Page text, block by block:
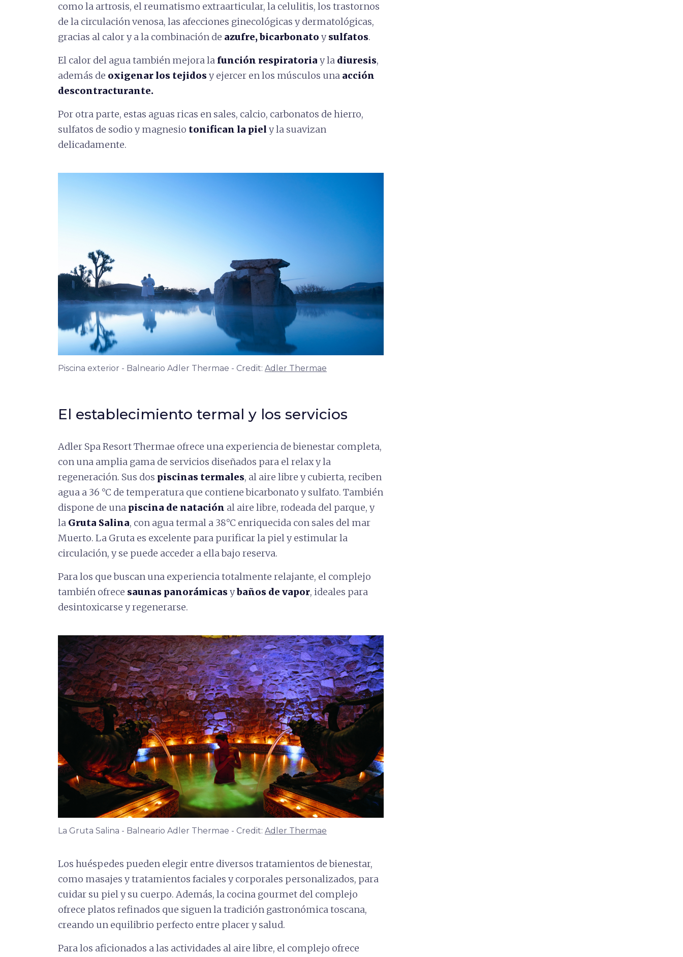
como la artrosis, el reumatismo extraarticular, la celulitis, los trastornos
de la circulación venosa, las afecciones ginecológicas y dermatológicas,
gracias al calor y a la combinación de azufre, bicarbonato ysulfatos.
El calor del agua también mejora la función respiratoria y la diuresis,
además de oxigenar los tejidosy ejercer en los músculos una acción
descontracturante.
Por otra parte, estas aguas ricas en sales, calcio, carbonatos de hierro,
sulfatos de sodio y magnesio tonifican la piel y la suavizan
delicadamente.
Piscina exterior - Balneario Adler Thermae - Credit: Adler Thermae
El establecimiento termal y los servicios
Adler Spa Resort Thermae ofrece una experiencia de bienestar completa,
con una amplia gama de servicios diseñados para el relax y la
regeneración. Sus dos piscinas termales, al aire libre y cubierta, reciben
agua a 36 °C de temperatura que contiene bicarbonato y sulfato. También
dispone de una piscina de natación al aire libre, rodeada del parque, y
la Gruta Salina, con agua termal a 38°C enriquecida con sales del mar
Muerto. La Gruta es excelente para purificar la piel y estimular la
circulación, y se puede acceder a ella bajo reserva.
Para los que buscan una experiencia totalmente relajante, el complejo
también ofrece saunas panorámicasybaños de vapor, ideales para
desintoxicarse y regenerarse.
La Gruta Salina - Balneario Adler Thermae - Credit: Adler Thermae
Los huéspedes pueden elegir entre diversos tratamientos de bienestar,
como masajes y tratamientos faciales y corporales personalizados, para
cuidar su piel y su cuerpo. Además, la cocina gourmet del complejo
ofrece platos refinados que siguen la tradición gastronómica toscana,
creando un equilibrio perfecto entre placer y salud.
Para los aficionados a las actividades al aire libre, el complejo ofrece